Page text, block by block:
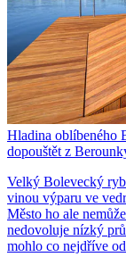
Hladina oblíbeného
dopouštět z
Velký Bolevecký
vinou výparu ve
Město ho ale
nedovoluje nízký
mohlo co nejdříve